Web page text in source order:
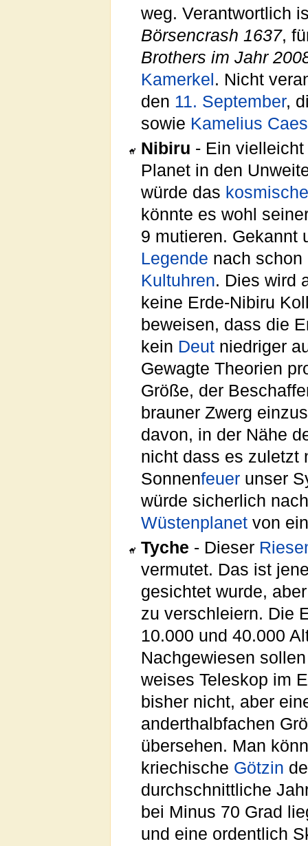
weg. Verantwortlich
Börsencrash 1637,
Brothers im Jahr
Kamerkel . Nicht
den 11. September,
sowie Kamelius
Nibiru - Ein
Planet in den
würde das
könnte es wohl
9 mutieren. Gekannt
Legende nach
Kultuhren. Dies wird
keine Erde-Nibiru
beweisen, dass die
kein Deut niedriger
Gewagte Theorien
Größe, der
brauner Zwerg
davon, in der Nähe
nicht dass es zuletzt
Sonnenfeuer unser
würde sicherlich
Wüstenplanet von
Tyche - Dieser
vermutet. Das ist
gesichtet wurde,
zu verschleiern. Die
10.000 und 40.000
Nachgewiesen
weises Teleskop im
bisher nicht, aber
anderthalbfachen
übersehen. Man
kriechische Götzin
durchschnittliche
bei Minus 70 Grad
und eine ordentlich